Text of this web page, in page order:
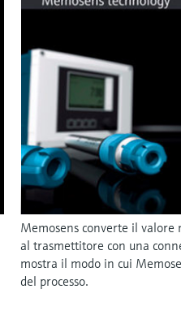
Memosens converte il
al trasmettitore con una
mostra il modo in cui
del processo.